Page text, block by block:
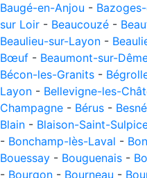
Baugé-en-Anjou -
sur Loir - Beaucouzé -
Beaulieu-sur-Layon -
Bœuf - Beaumont-sur-
Bécon-les-Granits -
Layon - Bellevigne-les-
Champagne - Bérus - Besné
Blain - Blaison-Saint-
- Bonchamp-lès-Laval -
Bouessay - Bouguenais -
- Bourgon - Bourneau -